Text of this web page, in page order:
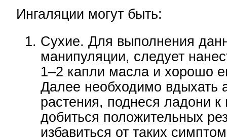
Ингаляции могут быть:
Сухие. Для выполнения
манипуляции, следует
1–2 капли масла и хорошо
Далее необходимо вдыхать
растения, поднеся ладони к
добиться положительных
избавиться от таких